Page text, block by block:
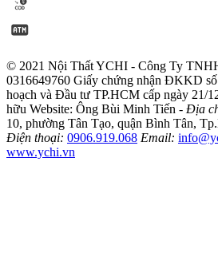
© 2021 Nội Thất YCHI - Công Ty
0316649760 Giấy chứng nhận ĐKKD
hoạch và Đầu tư TP.HCM cấp ngày 21/
hữu Website: Ông Bùi Minh Tiến - Địa
10, phường Tân Tạo, quận Bình Tân,
Điện thoại: 0906.919.068 Email:
www.ychi.vn